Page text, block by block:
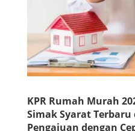
KPR Rumah Murah
Simak Syarat Terbaru
Pengajuan dengan